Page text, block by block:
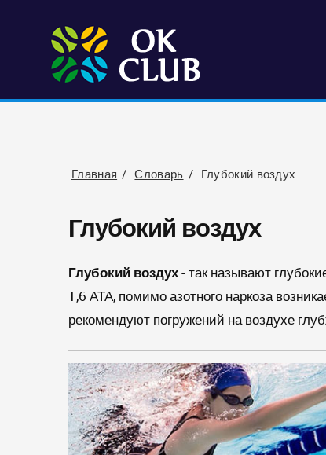
Главная Словарь Глубокий воздух
Глубокий воздух
Глубокий воздух- так называют
1,6 АТА, помимо азотного наркоза
рекомендуют погружений на воздухе